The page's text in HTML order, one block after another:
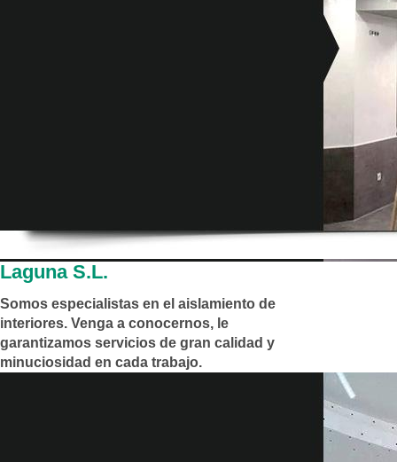
Laguna S.L.
Somos especialistas en el aislamiento de
interiores. Venga a conocernos, le
garantizamos servicios de gran calidad y
minuciosidad en cada trabajo.